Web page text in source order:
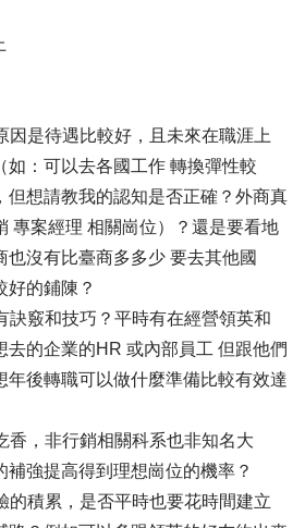
因是待遇比較好，且未來在職涯上
如：可以去各國工作 轉換彈性較
但想請教我的認知是否正確？外商真
專案經理 相關崗位）？還是要看地
也沒有比臺商多多少 要去其他國
好的鋪陳？
訣竅和技巧？平時有在經營領英和
去的企業的HR 或內部員工 但跟他們
年後轉職可以做什麼準備比較有效達
香，非行銷相關科系也非知名大
強提高得到理想崗位的機率？
的積累，是否平時也要花時間建立